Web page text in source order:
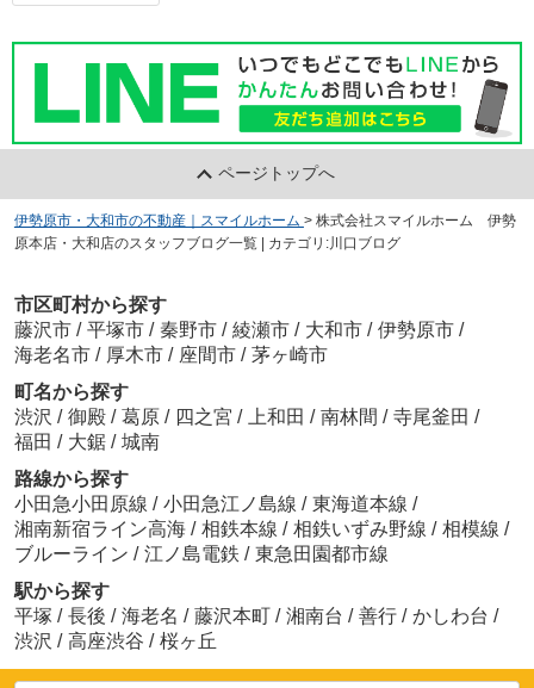
ページトップへ
伊勢原市・大和市の不動産｜スマイルホーム > 株式会社スマイルホーム 伊勢
原本店・大和店のスタッフブログ一覧 | カテゴリ:川口ブログ
市区町村から探す
藤沢市 / 平塚市 / 秦野市 / 綾瀬市 / 大和市 / 伊勢原市 /
海老名市 / 厚木市 / 座間市 / 茅ヶ崎市
町名から探す
渋沢 / 御殿 / 葛原 / 四之宮 / 上和田 / 南林間 / 寺尾釜田 /
福田 / 大鋸 / 城南
路線から探す
小田急小田原線 / 小田急江ノ島線 / 東海道本線 /
湘南新宿ライン高海 / 相鉄本線 / 相鉄いずみ野線 / 相模線 /
ブルーライン / 江ノ島電鉄 / 東急田園都市線
駅から探す
平塚 / 長後 / 海老名 / 藤沢本町 / 湘南台 / 善行 / かしわ台 /
渋沢 / 高座渋谷 / 桜ヶ丘